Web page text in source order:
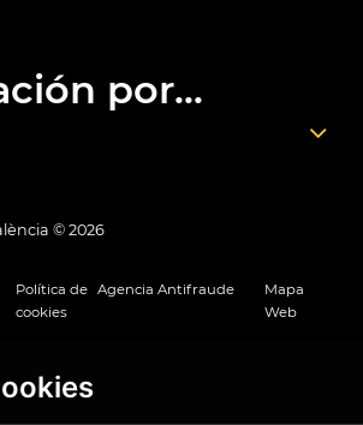
por...
© 2026
Política de
cookies
Agencia Antifraude
Mapa
Web